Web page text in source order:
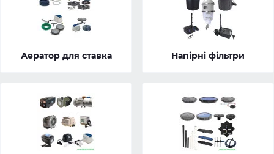
Аератор для ставка Напірні фільтри